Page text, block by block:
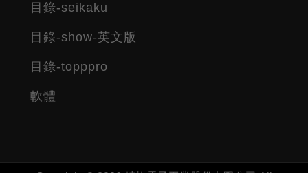
目錄-seikaku
目錄-show-英文版
目錄-topppro
軟體